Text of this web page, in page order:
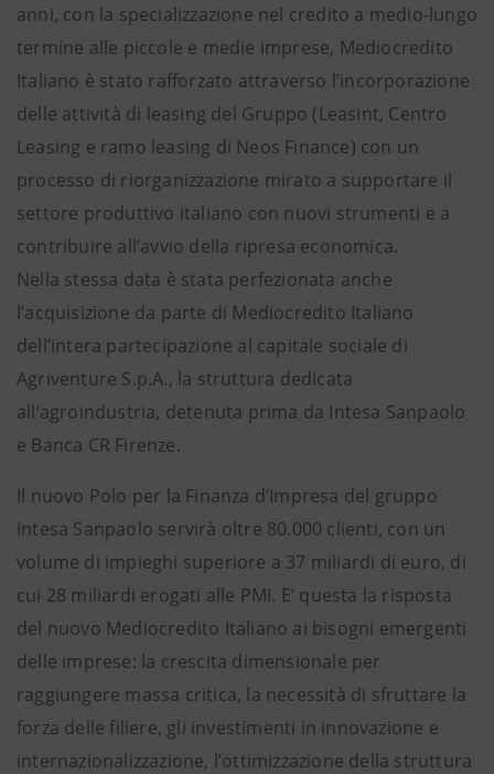
anni, con la specializzazione nel credito a medio-lungo
termine alle piccole e medie imprese, Mediocredito
Italiano è stato rafforzato attraverso l’incorporazione
delle attività di leasing del Gruppo (Leasint, Centro
Leasing e ramo leasing di Neos Finance) con un
processo di riorganizzazione mirato a supportare il
settore produttivo italiano con nuovi strumenti e a
contribuire all’avvio della ripresa economica.
Nella stessa data è stata perfezionata anche
l’acquisizione da parte di Mediocredito Italiano
dell’intera partecipazione al capitale sociale di
Agriventure S.p.A., la struttura dedicata
all’agroindustria, detenuta prima da Intesa Sanpaolo
e Banca CR Firenze.
Il nuovo Polo per la Finanza d’Impresa del gruppo
Intesa Sanpaolo servirà oltre 80.000 clienti, con un
volume di impieghi superiore a 37 miliardi di euro, di
cui 28 miliardi erogati alle PMI. E’ questa la risposta
del nuovo Mediocredito Italiano ai bisogni emergenti
delle imprese: la crescita dimensionale per
raggiungere massa critica, la necessità di sfruttare la
forza delle filiere, gli investimenti in innovazione e
internazionalizzazione, l’ottimizzazione della struttura